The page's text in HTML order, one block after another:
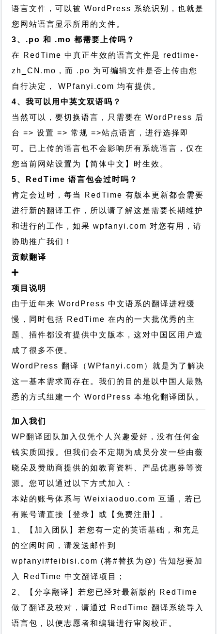
语言文件，可以被 WordPress 系统识别，也就是
您网站语言显示所用的文件。
3、.po 和 .mo 都需要上传吗？
在 RedTime 中真正生效的语言文件是 redtime-
zh_CN.mo，而 .po 为可编辑文件是否上传由您
自行决定， WPfanyi.com 均有提供。
4、我可以用中英文双语吗？
当然可以，要切换语言，只需要在 WordPress 后
台 => 设置 => 常规 =>站点语言，进行选择即
可。已上传的语言包不会影响所有系统语言，仅在
您当前网站设置为【简体中文】时生效。
5、RedTime 语言包会过时吗？
肯定会过时，每当 RedTime 有版本更新都会需要
进行新的翻译工作，所以请了解这是需要长期维护
和进行的工作，如果 wpfanyi.com 对您有用，请
协助推广我们！
贡献翻译
项目说明
由于近年来 WordPress 中文语系的翻译进程缓
慢，同时包括 RedTime 在内的一大批优秀的主
题、插件都没有提供中文版本，这对中国区用户造
成了很多不便。
WordPress 翻译（WPfanyi.com） 就是为了解决
这一基本需求而存在。我们的目的是以中国人最熟
悉的方式组建一个 WordPress 本地化翻译团队。
加入我们
WP翻译团队加入仅凭个人兴趣爱好，没有任何金
钱实质回报。但我们会不定期为成员分发一些由薇
晓朵及赞助商提供的如教育资料、产品优惠券等资
源。您可以通过以下方式加入：
本站的账号体系与Weixiaoduo.com 互通，若已
有账号请直接【登录】或【免费注册】。
1、【加入团队】若您有一定的英语基础，和充足
的空闲时间，请发送邮件到
wpfanyi#feibisi.com (将#替换为@) 告知想要加
入 RedTime 中文翻译项目；
2、【分享翻译】若您已经对最新版的 RedTime
做了翻译及校对，请通过 RedTime 翻译系统导入
语言包，以便志愿者和编辑进行审阅校正。